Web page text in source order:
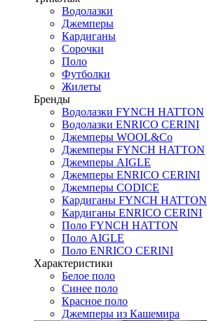
Водолазки
Джемперы
Кардиганы
Сорочки
Поло
Футболки
Жилеты
Бренды
Водолазки FYNCH HATTON
Водолазки ENRICO CERINI
Джемперы WOOL&Co
Джемперы FYNCH HATTON
Джемперы AIGLE
Джемперы ENRICO CERINI
Джемперы CODICE
Кардиганы FYNCH HATTON
Кардиганы ENRICO CERINI
Поло FYNCH HATTON
Поло AIGLE
Поло ENRICO CERINI
Характеристики
Белое поло
Синее поло
Красное поло
Джемперы из Кашемира